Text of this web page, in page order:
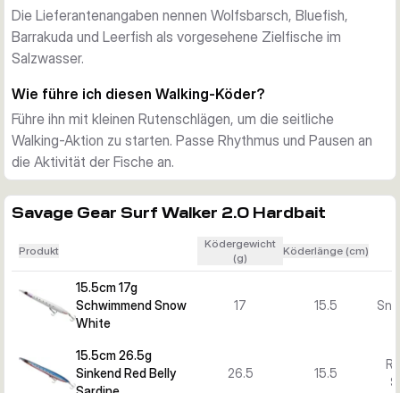
Die Lieferantenangaben nennen Wolfsbarsch, Bluefish,
Barrakuda und Leerfish als vorgesehene Zielfische im
Salzwasser.
Wie führe ich diesen Walking-Köder?
Führe ihn mit kleinen Rutenschlägen, um die seitliche
Walking-Aktion zu starten. Passe Rhythmus und Pausen an
die Aktivität der Fische an.
Savage Gear Surf Walker 2.0 Hardbait
Produkt
Ködergewicht
(g)
Köderlänge (cm)
15.5cm 17g
Schwimmend Snow
White
17 15.5
15.5cm 26.5g
Sinkend Red Belly
26.5 15.5